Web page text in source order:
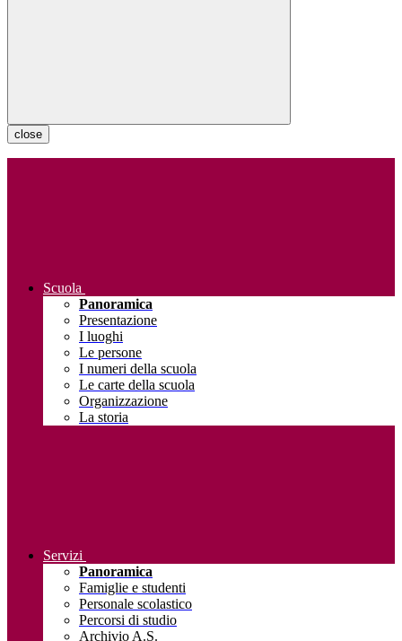
close
Scuola
Panoramica
Presentazione
I luoghi
Le persone
I numeri della scuola
Le carte della scuola
Organizzazione
La storia
Servizi
Panoramica
Famiglie e studenti
Personale scolastico
Percorsi di studio
Archivio A.S.